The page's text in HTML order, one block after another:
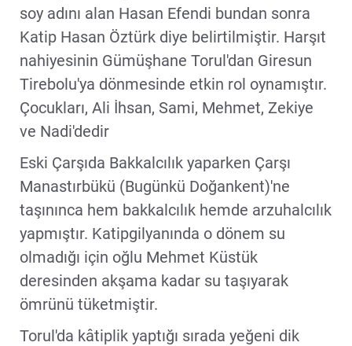
soy adını alan Hasan Efendi bundan sonra
Katip Hasan Öztürk diye belirtilmiştir. Harşıt
nahiyesinin Gümüşhane Torul'dan Giresun
Tirebolu'ya dönmesinde etkin rol oynamıştır.
Çocukları, Ali İhsan, Sami, Mehmet, Zekiye
ve Nadi'dedir
Eski Çarşıda Bakkalcılık yaparken Çarşı
Manastırbükü (Bugünkü Doğankent)'ne
taşınınca hem bakkalcılık hemde arzuhalcılık
yapmıştır. Katipgilyanında o dönem su
olmadığı için oğlu Mehmet Küstük
deresinden akşama kadar su taşıyarak
ömrünü tüketmiştir.
Torul'da kâtiplik yaptığı sırada yeğeni dik